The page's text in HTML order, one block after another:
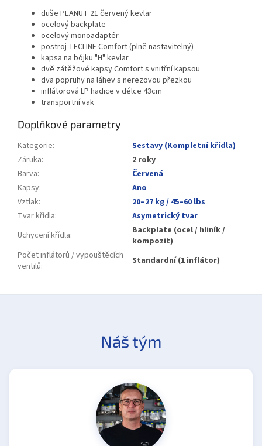
duše PEANUT 21 červený kevlar
ocelový backplate
ocelový monoadaptér
postroj TECLINE Comfort (plně nastavitelný)
kapsa na bójku "H" kevlar
dvě zátěžové kapsy Comfort s vnitřní kapsou
dva popruhy na láhev s nerezovou přezkou
inflátorová LP hadice vdélce 43cm
transportní vak
Doplňkové parametry
Kategorie:
Sestavy (Kompletní křídla)
Záruka:
2 roky
Barva:
Červená
Kapsy:
Ano
Vztlak:
20–27 kg / 45–60 lbs
Tvar křídla:
Asymetrický tvar
Uchycení křídla:
Backplate (ocel / hliník /
kompozit)
Počet inflátorů / vypouštěcích
ventilů: Standardní (1 inflátor)
Náš tým